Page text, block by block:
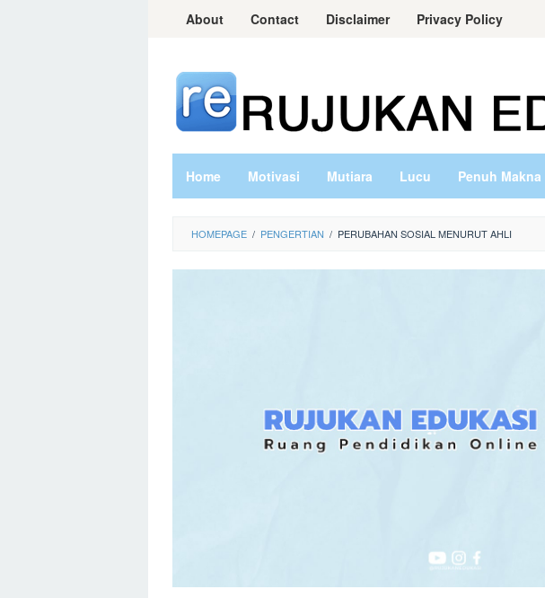
About Contact Disclaimer Privacy Policy
Home Motivasi Mutiara Lucu Penuh Makna
HOMEPAGE / PENGERTIAN / PERUBAHAN SOSIAL MENURUT AHLI